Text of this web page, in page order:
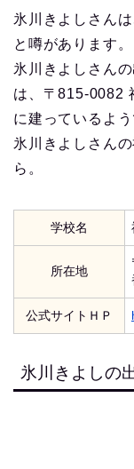
氷川きよしさん
と噂があります。
氷川きよしさん
は、〒815-0082
に建っているよう
氷川きよしさん
ら。
学校名
所在地
公式サイトＨＰ
氷川きよしの